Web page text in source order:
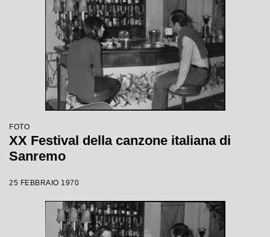
FOTO
XX Festival della canzone italiana di
Sanremo
25 FEBBRAIO 1970